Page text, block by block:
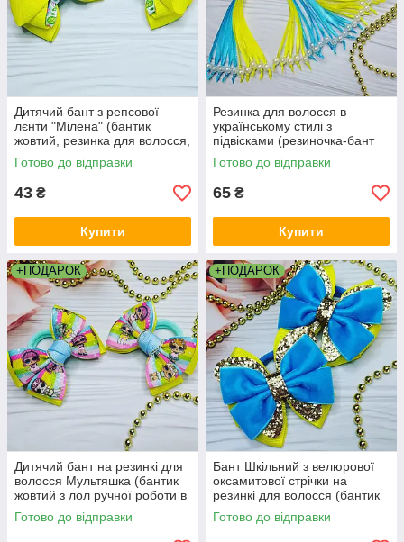
Дитячий бант з репсової
лєнти "Мілена" (бантик
жовтий, резинка для волосся,
репсові бантики на голову)
Готово до відправки
43 ₴
Купити
Резинка для волосся в
українському стилі з
підвісками (резиночка-бант
жовто-блакитний в школу,
банти шкільні ручної роботи)
Готово до відправки
65 ₴
Купити
+ПОДАРОК
Дитячий бант на резинкі для
волосся Мультяшка (бантик
жовтий з лол ручної роботи в
школу різнокольорові банти
канзаші)
Готово до відправки
+ПОДАРОК
Бант Шкільний з велюрової
оксамитової стрічки на
резинкі для волосся (бантик
жовтий блакитний канзаші
для дівчинки)
Готово до відправки